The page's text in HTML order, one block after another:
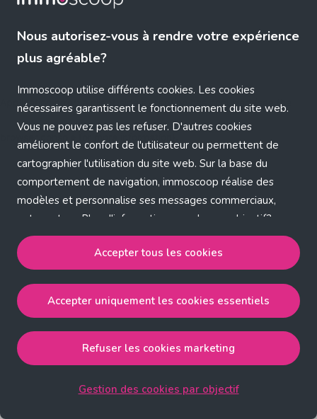
Nous autorisez-vous à rendre votre expérience
plus agréable?
Immoscoop utilise différents cookies. Les cookies
nécessaires garantissent le fonctionnement du site web.
Vous ne pouvez pas les refuser. D'autres cookies
améliorent le confort de l'utilisateur ou permettent de
cartographier l'utilisation du site web. Sur la base du
comportement de navigation, immoscoop réalise des
modèles et personnalise ses messages commerciaux,
entre autres. Plus d'informations sur chaque objectif?
Cliquez sur 'Gestion des cookies par objectif'.
Notre politique de cookies
Accepter tous les cookies
strictement nécessaires, performance, fonctionnalité et
publicité ciblée.
Accepter uniquement les cookies essentielsaccepte
les cookies strictement nécessaires.
Accepter tous les cookies
Accepter uniquement les cookies essentiels
Refuser les cookies marketing
Gestion des cookies par objectif
Application error: a client-side exception has occurred (see the
browser console for more information)